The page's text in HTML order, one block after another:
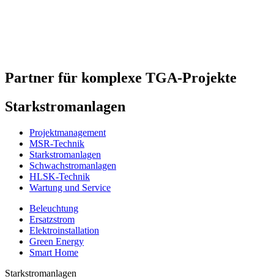
Partner für komplexe TGA-Projekte
Starkstrom­anlagen
Projektmanagement
MSR-Technik
Starkstromanlagen
Schwachstromanlagen
HLSK-Technik
Wartung und Service
Beleuchtung
Ersatzstrom
Elektroinstallation
Green Energy
Smart Home
Starkstromanlagen